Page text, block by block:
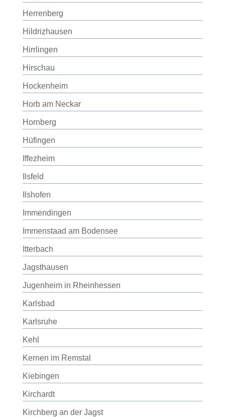
Herrenberg
Hildrizhausen
Hirrlingen
Hirschau
Hockenheim
Horb am Neckar
Hornberg
Hüfingen
Iffezheim
Ilsfeld
Ilshofen
Immendingen
Immenstaad am Bodensee
Itterbach
Jagsthausen
Jugenheim in Rheinhessen
Karlsbad
Karlsruhe
Kehl
Kernen im Remstal
Kiebingen
Kirchardt
Kirchberg an der Jagst